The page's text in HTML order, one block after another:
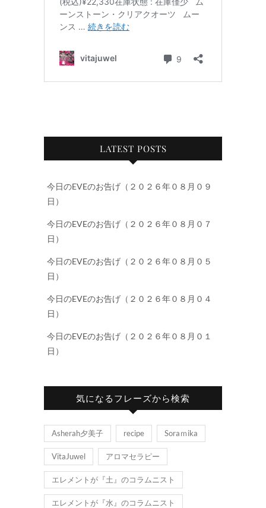
LATEST POSTS
今日のEVEのお告げ（２０２６年０８月０９
日）
今日のEVEのお告げ（２０２６年０８月０７
日）
今日のEVEのお告げ（２０２６年０８月０５
日）
今日のEVEのお告げ（２０２６年０８月０４
日）
今日のEVEのお告げ（２０２６年０８月０１
日）
気になるフレーズから検索
Asherah夕美子 recipe Soraｍika
VitaJuwel アロマセラピー
エレメントが『土』のコラムニスト
エレメントが『水』のコラムニスト